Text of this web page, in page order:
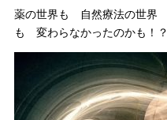
薬の世界も 自然療法の世界
も 変わらなかったのかも！？